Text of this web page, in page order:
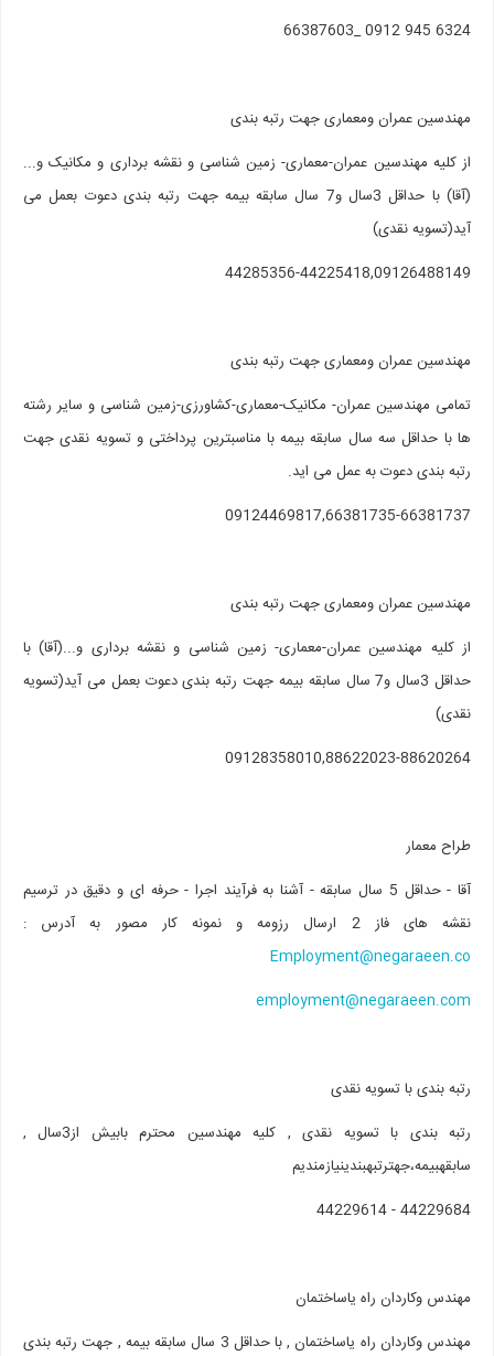
6324 945 0912 _66387603
مهندسین عمران ومعماری جهت رتبه بندی
از کلیه مهندسین عمران-معماری- زمین شناسی و نقشه برداری و مکانیک و...
(آقا) با حداقل 3سال و7 سال سابقه بیمه جهت رتبه بندی دعوت بعمل می
آید(تسویه نقدی)
44285356-44225418,09126488149
مهندسین عمران ومعماری جهت رتبه بندی
تمامی مهندسین عمران- مکانیک-معماری-کشاورزی-زمین شناسی و سایر رشته
ها با حداقل سه سال سابقه بیمه با مناسبترین پرداختی و تسویه نقدی جهت
رتبه بندی دعوت به عمل می اید.
09124469817,66381735-66381737
مهندسین عمران ومعماری جهت رتبه بندی
از کلیه مهندسین عمران-معماری- زمین شناسی و نقشه برداری و...(آقا) با
حداقل 3سال و7 سال سابقه بیمه جهت رتبه بندی دعوت بعمل می آید(تسویه
نقدی)
09128358010,88622023-88620264
طراح معمار
آقا - حداقل 5 سال سابقه - آشنا به فرآیند اجرا - حرفه ای و دقیق در ترسیم
نقشه های فاز 2 ارسال رزومه و نمونه کار مصور به آدرس :
Employment@negaraeen.co
employment@negaraeen.com
رتبه بندی با تسویه نقدی
رتبه بندی با تسویه نقدی , کلیه مهندسین محترم بابیش از3سال ,
سابقه‎بیمه،جهت‎رتبه‎بندی‎نیازمندیم
44229684 - 44229614
مهندس وکاردان راه یاساختمان
مهندس وکاردان راه یاساختمان , با حداقل 3 سال سابقه بیمه , جهت رتبه بندی